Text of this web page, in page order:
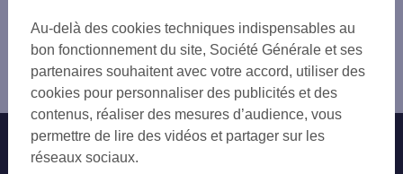
Saint Martin de Ré
Agence SAINT-MARTIN-DE-RE
Nos engagements Nous contacter
Au-delà des cookies techniques indispensables au
bon fonctionnement du site, Société Générale et ses
partenaires souhaitent avec votre accord, utiliser des
cookies pour personnaliser des publicités et des
contenus, réaliser des mesures d’audience, vous
permettre de lire des vidéos et partager sur les
réseaux sociaux.